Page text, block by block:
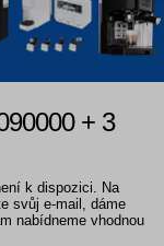
+ 3
k dispozici. Na
svůj e-mail, dáme
nabídneme vhodnou